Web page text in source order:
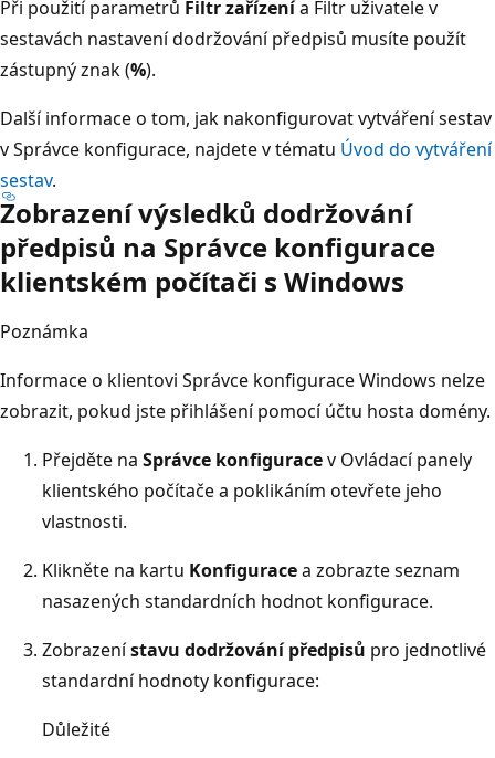
Při použití parametrů Filtr zařízenía Filtr uživatele v
sestavách nastavení dodržování předpisů musíte použít
zástupný znak (%).
Další informace o tom, jak nakonfigurovat vytváření sestav
v Správce konfigurace, najdete v tématu Úvod do vytváření
sestav.
Zobrazení výsledků dodržování
předpisů na Správce konfigurace
klientském počítači s Windows
Poznámka
Informace o klientovi Správce konfigurace Windows nelze
zobrazit, pokud jste přihlášení pomocí účtu hosta domény.
Přejděte na Správce konfiguracev Ovládací panely
klientského počítače a poklikáním otevřete jeho
vlastnosti.
Klikněte na kartu Konfiguracea zobrazte seznam
nasazených standardních hodnot konfigurace.
Zobrazenístavu dodržování předpisů pro jednotlivé
standardní hodnoty konfigurace:
Důležité